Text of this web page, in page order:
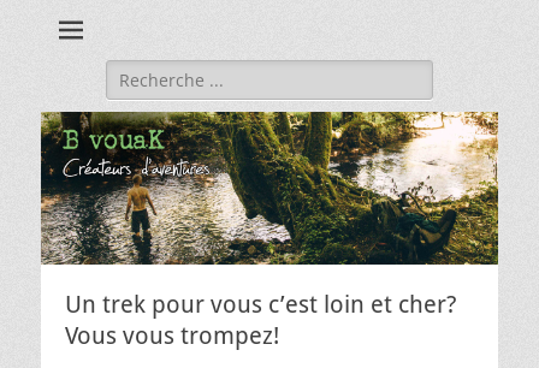
Rechercher :
Un trek pour vous c’est loin et cher?
Vous vous trompez!